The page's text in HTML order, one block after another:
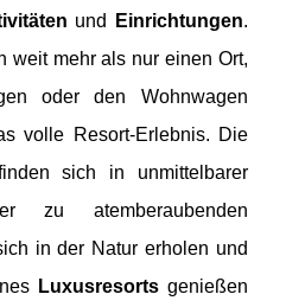
und Einrichtungen.
weit mehr als nur einen Ort,
oder den Wohnwagen
volle Resort-Erlebnis. Die
sich in unmittelbarer
zu atemberaubenden
in der Natur erholen und
Luxusresortsgenießen